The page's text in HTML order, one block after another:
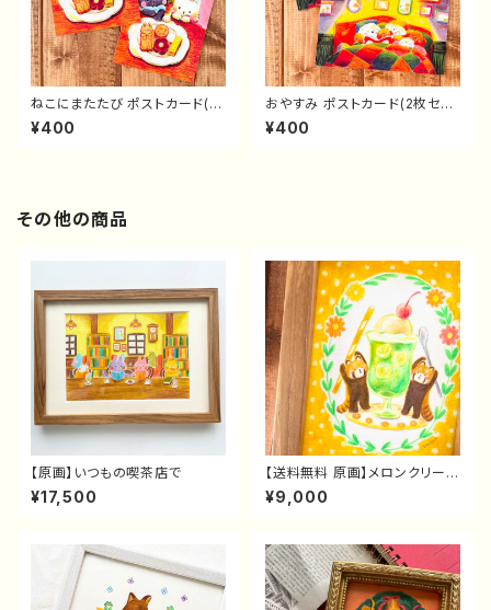
ねこにまたたび ポストカード(2
枚セット）
¥400
おやすみ ポストカード(2枚セッ
ト）
¥400
その他の商品
【原画】いつもの喫茶店で
¥17,500
【送料無料 原画】メロンクリーム
ソーダとレッサーパンダさん
¥9,000